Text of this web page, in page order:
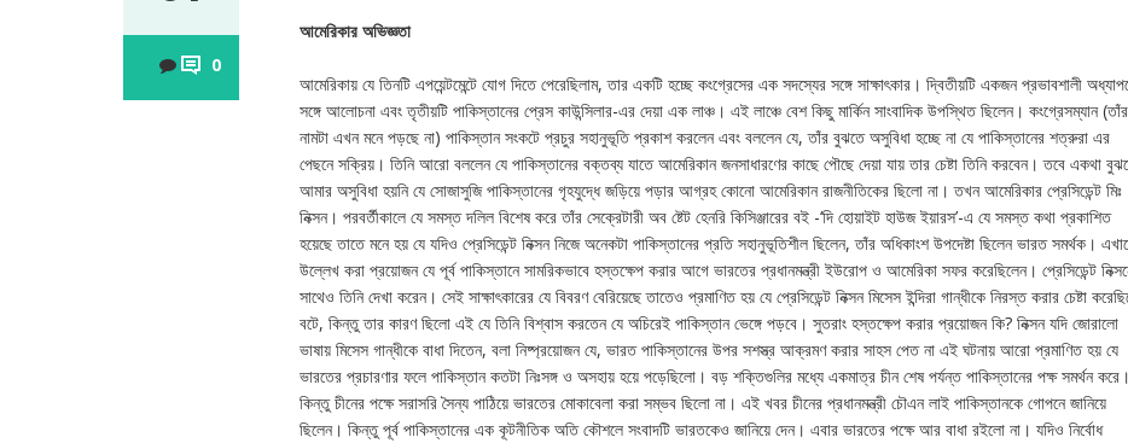
0
আমেরিকার অভিজ্ঞতা
আমেরিকায় যে তিনটি এপয়েন্টমেন্টে যোগ দিতে পেরেছিলাম, তার একটি হচ্ছে কংগ্রেসের এক সদস্যের সঙ্গে সাক্ষাৎকার। দ্বিতীয়টি একজন প্রভাবশালী
সঙ্গে আলোচনা এবং তৃতীয়টি পাকিস্তানের প্রেস কাউন্সিলার-এর দেয়া এক লাঞ্চ। এই লাঞ্চে বেশ কিছু মার্কিন সাংবাদিক উপস্থিত ছিলেন। কংগ্রেসম্যান (তাঁর
নামটা এখন মনে পড়ছে না) পাকিস্তান সংকটে প্রচুর সহানুভূতি প্রকাশ করলেন এবং বললেন যে, তাঁর বুঝতে অসুবিধা হচ্ছে না যে পাকিস্তানের শত্রুরা এর
পেছনে সক্রিয়। তিনি আরো বললেন যে পাকিস্তানের বক্তব্য যাতে আমেরিকান জনসাধারণের কাছে পৌছে দেয়া যায় তার চেষ্টা তিনি করবেন। তবে একথা
আমার অসুবিধা হয়নি যে সোজাসুজি পাকিস্তানের গৃহযুদ্ধে জড়িয়ে পড়ার আগ্রহ কোনো আমেরিকান রাজনীতিকের ছিলো না। তখন আমেরিকার প্রেসিডেন্ট মিঃ
নিক্সন। পরবর্তীকালে যে সমস্ত দলিল বিশেষ করে তাঁর সেক্রেটারী অব ষ্টেট হেনরি কিসিঞ্জারের বই -‘দি হোয়াইট হাউজ ইয়ারস’-এ যে সমস্ত কথা প্রকাশিত
হয়েছে তাতে মনে হয় যে যদিও প্রেসিডেন্ট নিক্সন নিজে অনেকটা পাকিস্তানের প্রতি সহানুভূতিশীল ছিলেন, তাঁর অধিকাংশ উপদেষ্টা ছিলেন ভারত সমর্থক।
উল্লেখ করা প্রয়োজন যে পূর্ব পাকিস্তানে সামরিকভাবে হস্তক্ষেপ করার আগে ভারতের প্রধানমন্ত্রী ইউরোপ ও আমেরিকা সফর করেছিলেন। প্রেসিডেন্ট
সাথেও তিনি দেখা করেন। সেই সাক্ষাৎকারের যে বিবরণ বেরিয়েছে তাতেও প্রমাণিত হয় যে প্রেসিডেন্ট নিক্সন মিসেস ইন্দিরা গান্ধীকে নিরস্ত করার চেষ্টা
বটে, কিন্তু তার কারণ ছিলো এই যে তিনি বিশ্বাস করতেন যে অচিরেই পাকিস্তান ভেঙ্গে পড়বে। সুতরাং হস্তক্ষেপ করার প্রয়োজন কি? নিক্সন যদি জোরালো
ভাষায় মিসেস গান্ধীকে বাধা দিতেন, বলা নিষ্প্রয়োজন যে, ভারত পাকিস্তানের উপর সশস্ত্র আক্রমণ করার সাহস পেত না এই ঘটনায় আরো প্রমাণিত হয় যে
ভারতের প্রচারণার ফলে পাকিস্তান কতটা নিঃসঙ্গ ও অসহায় হয়ে পড়েছিলো। বড় শক্তিগুলির মধ্যে একমাত্র চীন শেষ পর্যন্ত পাকিস্তানের পক্ষ সমর্থন করে।
কিন্তু চীনের পক্ষে সরাসরি সৈন্য পাঠিয়ে ভারতের মোকাবেলা করা সম্ভব ছিলো না। এই খবর চীনের প্রধানমন্ত্রী চৌএন লাই পাকিস্তানকে গোপনে জানিয়ে
ছিলেন। কিন্তু পূর্ব পাকিস্তানের এক কূটনীতিক অতি কৌশলে সংবাদটি ভারতকেও জানিয়ে দেন। এবার ভারতের পক্ষে আর বাধা রইলো না। যদিও নির্বোধ